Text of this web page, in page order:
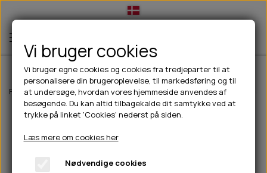
TIL HUND
💧FODER- VANDSKÅLE
TIL HUNDEEJER
DRIKKEFLASKER/TERMOFLASKER
TIL KAT
TILBUD
Forside Til hunde Halsbånd, liner & seler Liner Flexi Koppel
Vi bruger cookies
Vi bruger egne cookies og cookies fra tredjeparter til at
personalisere din brugeroplevelse, til markedsføring og til
at undersøge, hvordan vores hjemmeside anvendes af
besøgende. Du kan altid tilbagekalde dit samtykke ved at
trykke på linket 'Cookies' nederst på siden.
Læs mere om cookies her
Nødvendige cookies